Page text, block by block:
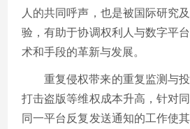
人的共同呼声，也是被国际研究
验，有助于协调权利人与数字平
术和手段的革新与发展。
重复侵权带来的重复监测与
打击盗版等维权成本升高，针对
同一平台反复发送通知的工作使